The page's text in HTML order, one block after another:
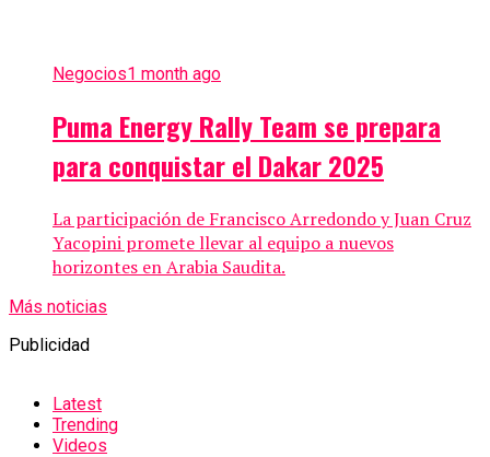
Negocios1 month ago
Puma Energy Rally Team se prepara
para conquistar el Dakar 2025
La participación de Francisco Arredondo y Juan Cruz
Yacopini promete llevar al equipo a nuevos
horizontes en Arabia Saudita.
Más noticias
Publicidad
Latest
Trending
Videos